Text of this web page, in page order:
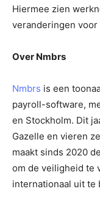
Hiermee zien
veranderingen
Over Nmbrs
Nmbrs is een
payroll-software,
en Stockholm. Dit
Gazelle en vieren
maakt sinds 2020
om de veiligheid te
internationaal uit te